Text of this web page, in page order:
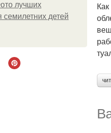
лучших
семилетних детей